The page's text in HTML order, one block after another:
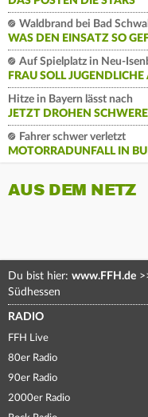
Waldbrand bei Bad
WAS DEN EINSATZ SO
Auf Spielplatz in Neu-
FRAU SOLL
Hitze in Bayern lässt nach
JETZT DROHEN
Fahrer schwer verletzt
MOTORRADUNFALL IN
AUS DEM NETZ
Du bist hier: www.FFH.de
Südhessen
RADIO
FFH Live
80er Radio
90er Radio
2000er Radio